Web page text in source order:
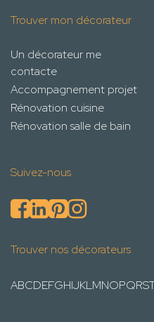
Trouver mon décorateur
Un décorateur me
contacte
Accompagnement projet
Rénovation cuisine
Rénovation salle de bain
Suivez-nous
Trouver nos décorateurs
ABCDEFGHIJKLMNOPQRS